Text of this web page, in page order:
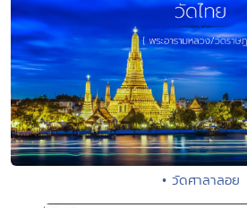
• วัดศาลาลอย